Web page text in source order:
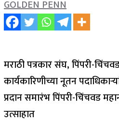
GOLDEN PENN
मराठी पत्रकार संघ, पिंपरी-
कार्यकारिणीच्या नूतन
प्रदान समारंभ पिंपरी-चिंचवड
उत्साहात